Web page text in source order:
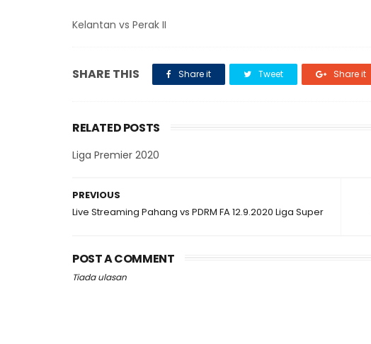
Kelantan vs Perak II
SHARE THIS Share it Tweet Share it
RELATED POSTS
Liga Premier 2020
PREVIOUS
Live Streaming Pahang vs PDRM FA 12.9.2020 Liga Super
POST A COMMENT
Tiada ulasan